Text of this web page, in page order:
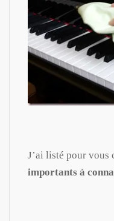
J’ai listé pour vous
importants à